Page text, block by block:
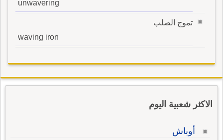
unwavering
تموج الصلب
waving iron
الاكثر شعبية اليوم
أوباش